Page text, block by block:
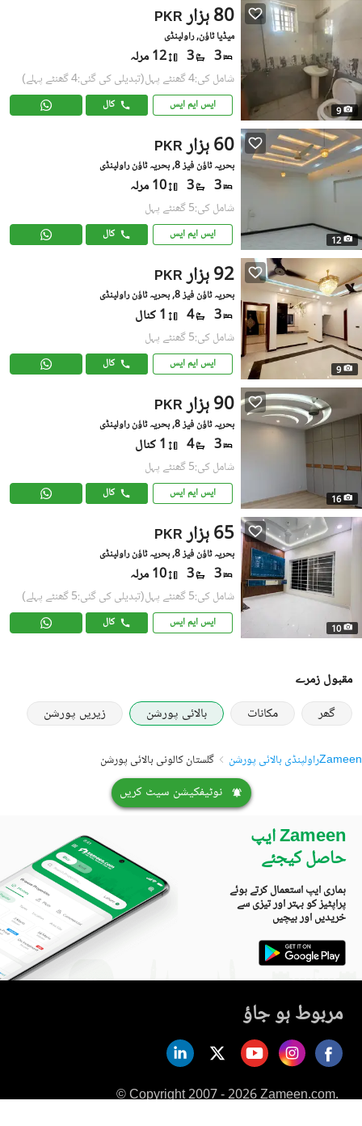
9
PKR 80 ہزار
میڈیا ٹاؤن, راولپنڈی
3
3 12 مرلہ
شامل کی:4 گھنٹے پہل (تبدیلی کی گئی:4 گھنٹے پہلے)
ایس ایم ایس کال
12
PKR 60 ہزار
بحریہ ٹاؤن فیز 8, بحریہ ٹاؤن راولپنڈی
3
3 10 مرلہ
شامل کی:5 گھنٹے پہل
ایس ایم ایس کال
9
PKR 92 ہزار
بحریہ ٹاؤن فیز 8, بحریہ ٹاؤن راولپنڈی
3
4 1 کنال
شامل کی:5 گھنٹے پہل
ایس ایم ایس کال
16
PKR 90 ہزار
بحریہ ٹاؤن فیز 8, بحریہ ٹاؤن راولپنڈی
3
4 1 کنال
شامل کی:5 گھنٹے پہل
ایس ایم ایس کال
10
PKR 65 ہزار
بحریہ ٹاؤن فیز 8, بحریہ ٹاؤن راولپنڈی
3
3 10 مرلہ
شامل کی:5 گھنٹے پہل (تبدیلی کی گئی:5 گھنٹے پہلے)
ایس ایم ایس کال
مقبول زمرے
گھر
مکانات بالائی پورشن زیریں پورشن
Zameenراولپنڈی بالائی پورشن گلستان کالونی بالائی پورشن
نوٹیفکیشن سیٹ کریں
Zameen ایپ
حاصل کیجئے
ہماری ایپ استعمال کرتے ہوئے
پراپٹیز کو بہتر اور تیزی سے
خریدیں اور بیچیں
مربوط ہو جاؤ
© Copyright 2007 - 2026 Zameen.com.